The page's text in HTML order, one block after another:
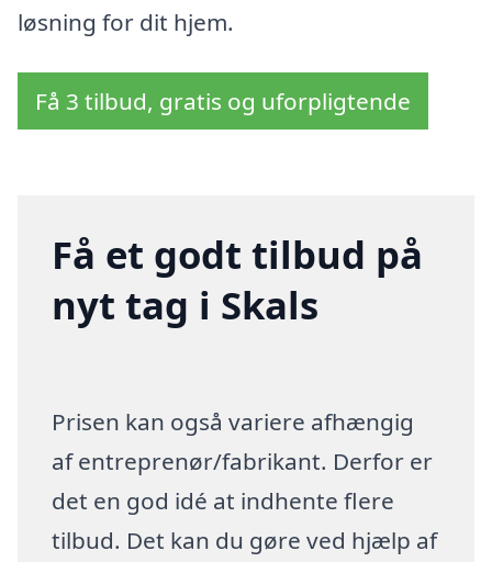
løsning for dit hjem.
Få 3 tilbud, gratis og uforpligtende
Få et godt tilbud på
nyt tag i Skals
Prisen kan også variere afhængig
af entreprenør/fabrikant. Derfor er
det en god idé at indhente flere
tilbud. Det kan du gøre ved hjælp af